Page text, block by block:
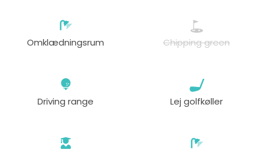
Omklædningsrum Chipping green
Driving range Lej golfkøller